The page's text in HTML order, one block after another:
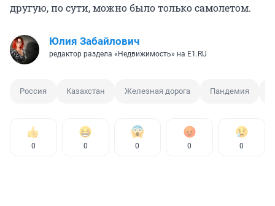
другую, по сути, можно было только самолетом.
Юлия Забайлович
редактор раздела «Недвижимость» на E1.RU
Россия Казахстан Железная дорога Пандемия
0 0 0 0 0